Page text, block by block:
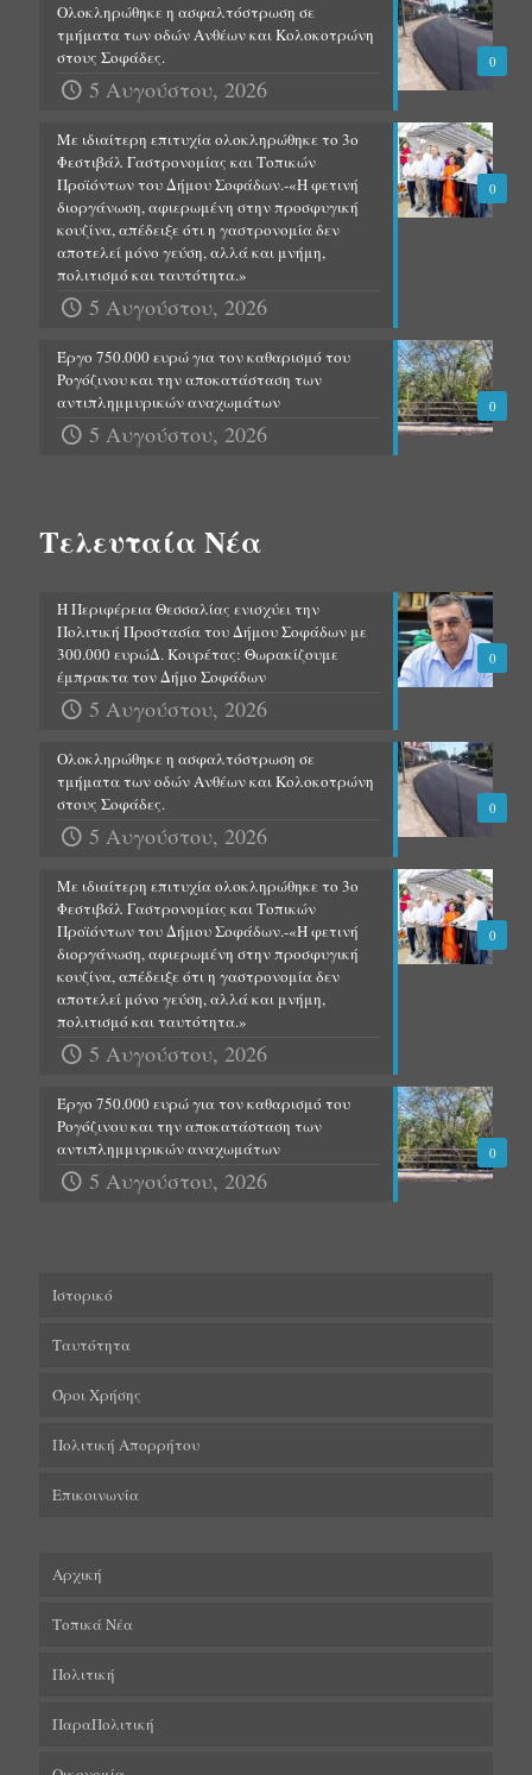
0
Ολοκληρώθηκε η ασφαλτόστρωση σε
τμήματα των οδών Ανθέων και Κολοκοτρώνη
στους Σοφάδες.
5 Αυγούστου, 2026
0
Με ιδιαίτερη επιτυχία ολοκληρώθηκε το 3ο
Φεστιβάλ Γαστρονομίας και Τοπικών
Προϊόντων του Δήμου Σοφάδων.-«Η φετινή
διοργάνωση, αφιερωμένη στην προσφυγική
κουζίνα, απέδειξε ότι η γαστρονομία δεν
αποτελεί μόνο γεύση, αλλά και μνήμη,
πολιτισμό και ταυτότητα.»
5 Αυγούστου, 2026
0
Έργο 750.000 ευρώ για τον καθαρισμό του
Ρογόζινου και την αποκατάσταση των
αντιπλημμυρικών αναχωμάτων
5 Αυγούστου, 2026
Τελευταία Νέα
0
Η Περιφέρεια Θεσσαλίας ενισχύει την
Πολιτική Προστασία του Δήμου Σοφάδων με
300.000 ευρώΔ. Κουρέτας: Θωρακίζουμε
έμπρακτα τον Δήμο Σοφάδων
5 Αυγούστου, 2026
0
Ολοκληρώθηκε η ασφαλτόστρωση σε
τμήματα των οδών Ανθέων και Κολοκοτρώνη
στους Σοφάδες.
5 Αυγούστου, 2026
0
Με ιδιαίτερη επιτυχία ολοκληρώθηκε το 3ο
Φεστιβάλ Γαστρονομίας και Τοπικών
Προϊόντων του Δήμου Σοφάδων.-«Η φετινή
διοργάνωση, αφιερωμένη στην προσφυγική
κουζίνα, απέδειξε ότι η γαστρονομία δεν
αποτελεί μόνο γεύση, αλλά και μνήμη,
πολιτισμό και ταυτότητα.»
5 Αυγούστου, 2026
0
Έργο 750.000 ευρώ για τον καθαρισμό του
Ρογόζινου και την αποκατάσταση των
αντιπλημμυρικών αναχωμάτων
5 Αυγούστου, 2026
Ιστορικό
Ταυτότητα
Όροι Χρήσης
Πολιτική Απορρήτου
Επικοινωνία
Αρχική
Τοπικά Νέα
Πολιτική
ΠαραΠολιτική